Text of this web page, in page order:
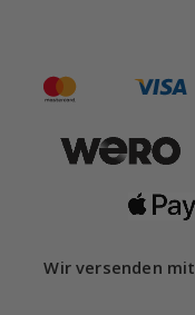
Wir versenden mit